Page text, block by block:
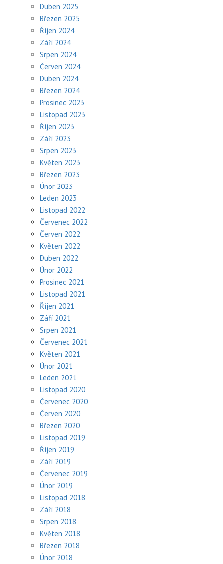
Duben 2025
Březen 2025
Říjen 2024
Září 2024
Srpen 2024
Červen 2024
Duben 2024
Březen 2024
Prosinec 2023
Listopad 2023
Říjen 2023
Září 2023
Srpen 2023
Květen 2023
Březen 2023
Únor 2023
Leden 2023
Listopad 2022
Červenec 2022
Červen 2022
Květen 2022
Duben 2022
Únor 2022
Prosinec 2021
Listopad 2021
Říjen 2021
Září 2021
Srpen 2021
Červenec 2021
Květen 2021
Únor 2021
Leden 2021
Listopad 2020
Červenec 2020
Červen 2020
Březen 2020
Listopad 2019
Říjen 2019
Září 2019
Červenec 2019
Únor 2019
Listopad 2018
Září 2018
Srpen 2018
Květen 2018
Březen 2018
Únor 2018